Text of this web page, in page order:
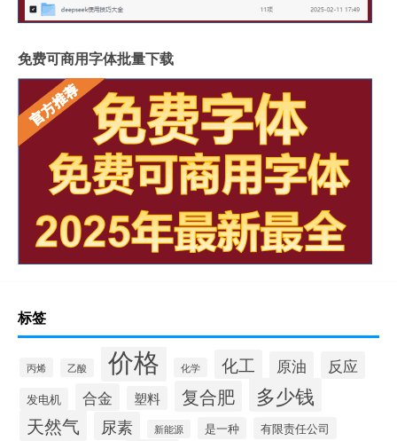
免费可商用字体批量下载
标签
丙烯 乙酸 价格 化学 化工 原油 反应
发电机 合金 塑料 复合肥 多少钱
天然气 尿素 新能源 是一种 有限责任公司